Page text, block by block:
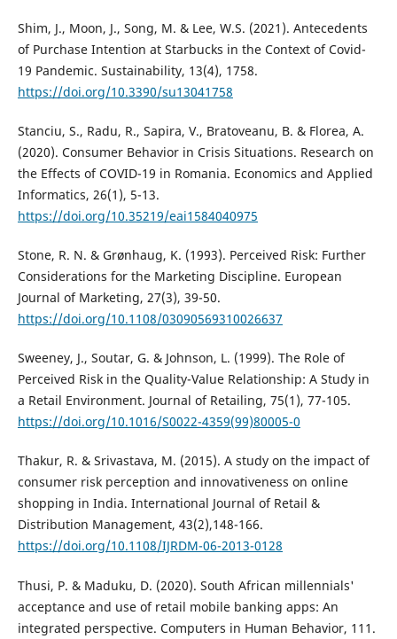
Shim, J., Moon, J., Song, M. & Lee, W.S. (2021). Antecedents
of Purchase Intention at Starbucks in the Context of Covid-
19 Pandemic. Sustainability, 13(4), 1758.
https://doi.org/10.3390/su13041758
Stanciu, S., Radu, R., Sapira, V., Bratoveanu, B. & Florea, A.
(2020). Consumer Behavior in Crisis Situations. Research on
the Effects of COVID-19 in Romania. Economics and Applied
Informatics, 26(1), 5-13.
https://doi.org/10.35219/eai1584040975
Stone, R. N. & Grønhaug, K. (1993). Perceived Risk: Further
Considerations for the Marketing Discipline. European
Journal of Marketing, 27(3), 39-50.
https://doi.org/10.1108/03090569310026637
Sweeney, J., Soutar, G. & Johnson, L. (1999). The Role of
Perceived Risk in the Quality-Value Relationship: A Study in
a Retail Environment. Journal of Retailing, 75(1), 77-105.
https://doi.org/10.1016/S0022-4359(99)80005-0
Thakur, R. & Srivastava, M. (2015). A study on the impact of
consumer risk perception and innovativeness on online
shopping in India. International Journal of Retail &
Distribution Management, 43(2),148-166.
https://doi.org/10.1108/IJRDM-06-2013-0128
Thusi, P. & Maduku, D. (2020). South African millennials'
acceptance and use of retail mobile banking apps: An
integrated perspective. Computers in Human Behavior, 111.